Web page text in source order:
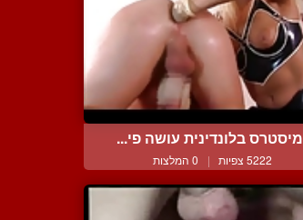
מיסטרס בלונדינית עושה פי...
5222 צפיות | 0 המלצות